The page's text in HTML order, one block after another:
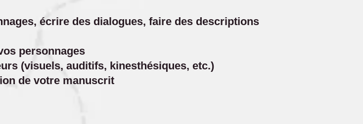
écrire des dialogues, faire des descriptions
personnages
(visuels, auditifs, kinesthésiques, etc.)
de votre manuscrit